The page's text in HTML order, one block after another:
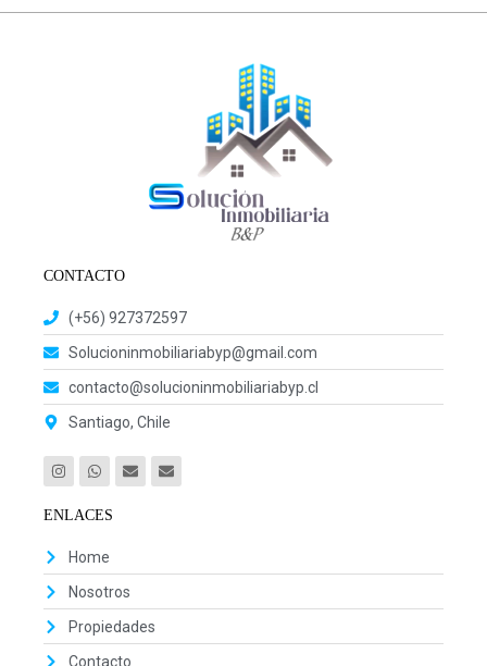
CONTACTO
(+56) 927372597
Solucioninmobiliariabyp@gmail.com
contacto@solucioninmobiliariabyp.cl
Santiago, Chile
ENLACES
Home
Nosotros
Propiedades
Contacto